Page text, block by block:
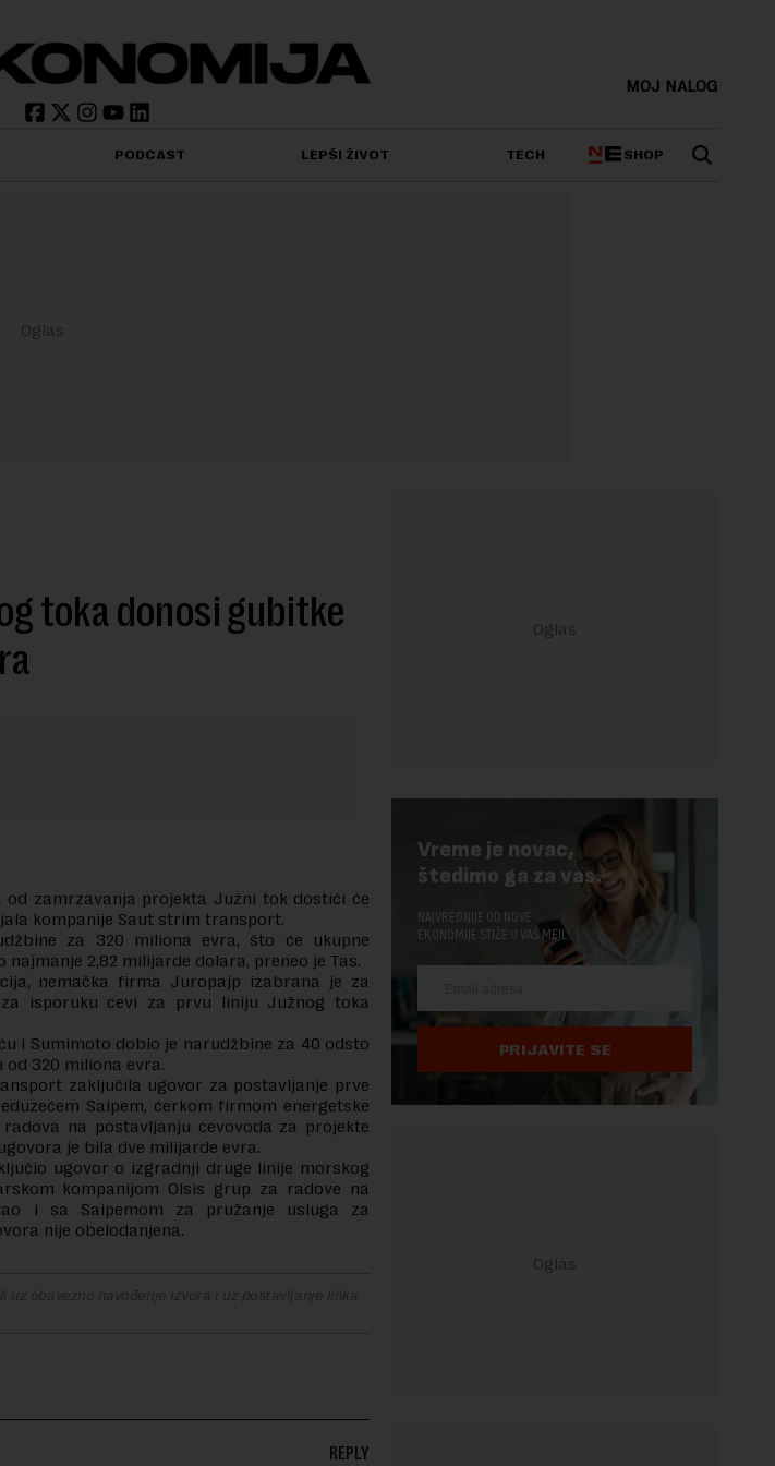
MOJ NALOG
PODCAST LEPŠI ŽIVOT TECH SHOP
toka donosi gubitke
zamrzavanja projekta Južni tok dostići će
kompanije Saut strim transport.
za 320 miliona evra, što će ukupne
2,82 milijarde dolara, preneo je Tas.
nemačka firma Juropajp izabrana je za
isporuku cevi za prvu liniju Južnog toka
i Sumimoto dobio je narudžbine za 40 odsto
320 miliona evra.
zaključila ugovor za postavljanje prve
Saipem, ćerkom firmom energetske
na postavljanju cevovoda za projekte
je bila dve milijarde evra.
ugovor o izgradnji druge linije morskog
kompanijom Olsis grup za radove na
i sa Saipemom za pružanje usluga za
nije obelodanjena.
uz obavezno navođenje izvora i uz postavljanje linka
REPLY
Vreme je novac,
štedimo ga za vas.
NAJVREDNIJE OD NOVE
EKONOMIJE STIŽE U VAŠ MEJL.
PRIJAVITE SE